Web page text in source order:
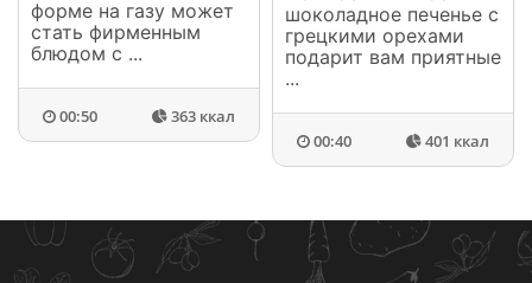
форме на газу может
стать фирменным
блюдом с ...
00:50 363 ккал
шоколадное печенье с
грецкими орехами
подарит вам приятные
...
00:40 401 ккал